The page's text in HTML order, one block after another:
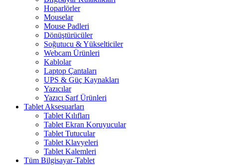
Hoparlörler
Mouselar
Mouse Padleri
Dönüştürücüler
Soğutucu & Yükselticiler
Webcam Ürünleri
Kablolar
Laptop Çantaları
UPS & Güç Kaynakları
Yazıcılar
Yazıcı Sarf Ürünleri
Tablet Aksesuarları
Tablet Kılıfları
Tablet Ekran Koruyucular
Tablet Tutucular
Tablet Klavyeleri
Tablet Kalemleri
Tüm Bilgisayar-Tablet